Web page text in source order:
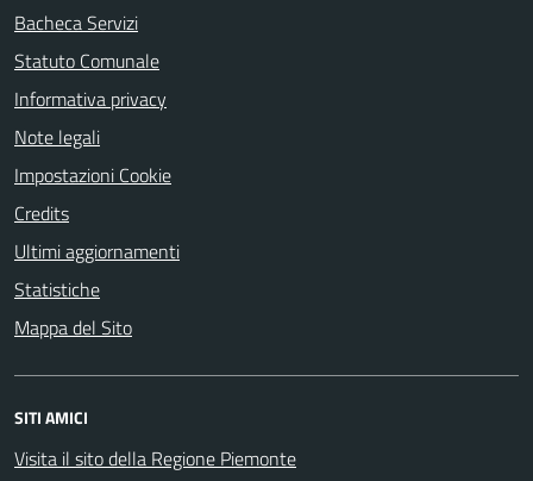
Bacheca Servizi
Statuto Comunale
Informativa privacy
Note legali
Impostazioni Cookie
Credits
Ultimi aggiornamenti
Statistiche
Mappa del Sito
SITI AMICI
Visita il sito della Regione Piemonte